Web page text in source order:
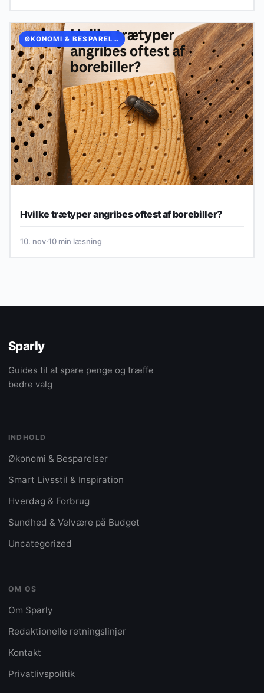
ØKONOMI & BESPARELSER
Hvilke trætyper angribes oftest af borebiller?
10. nov·10 min læsning
Sparly
Guides til at spare penge og træffe
bedre valg
INDHOLD
Økonomi & Besparelser
Smart Livsstil & Inspiration
Hverdag & Forbrug
Sundhed & Velvære på Budget
Uncategorized
OM OS
Om Sparly
Redaktionelle retningslinjer
Kontakt
Privatlivspolitik